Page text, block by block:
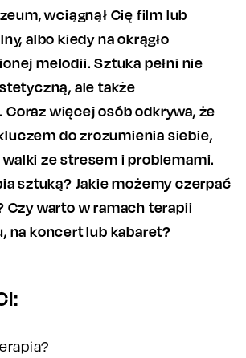
wciągnął Cię film lub
albo kiedy na okrągło
melodii. Sztuka pełni nie
ale także
więcej osób odkrywa, że
do zrozumienia siebie,
ze stresem i problemami.
sztuką? Jakie możemy czerpać
Czy warto w ramach terapii
na koncert lub kabaret?